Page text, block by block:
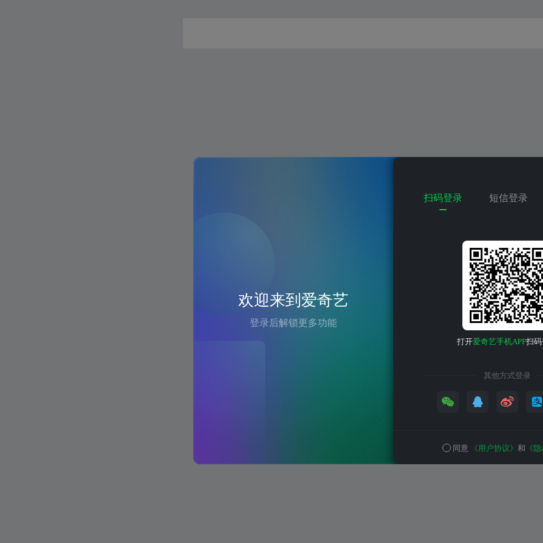
欢迎来到爱奇艺
登录后解锁更多功能
扫码登录 短信登录
打开爱奇艺手机APP扫
其他方式登录
同意 《用户协议》 和 《